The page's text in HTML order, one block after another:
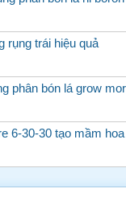
rụng trái hiệu quả
phân bón lá grow
6-30-30 tạo mầm hoa